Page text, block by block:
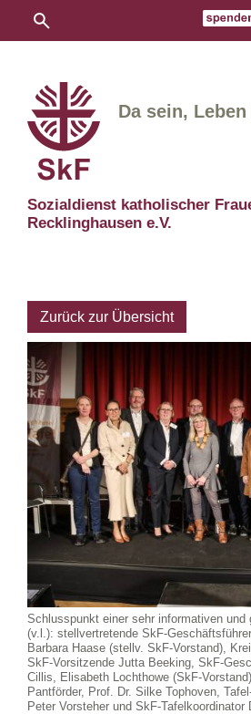
Sozialdienst katholischer
Recklinghausen e.V.
Da sein,
Zurück zur Übersicht
Schlusspunkt einer sehr informativen
(v.l.): stellvertretende SkF-
Barbara Haase (stellv. SkF-Vorstand),
SkF-Vorsitzende Jutta Beeking, SkF-
Cillis, Elisabeth Lochthowe (SkF-
Pantförder, Prof. Dr. Silke Tophoven,
Peter Vorsteher und SkF-Tafelkoordinator